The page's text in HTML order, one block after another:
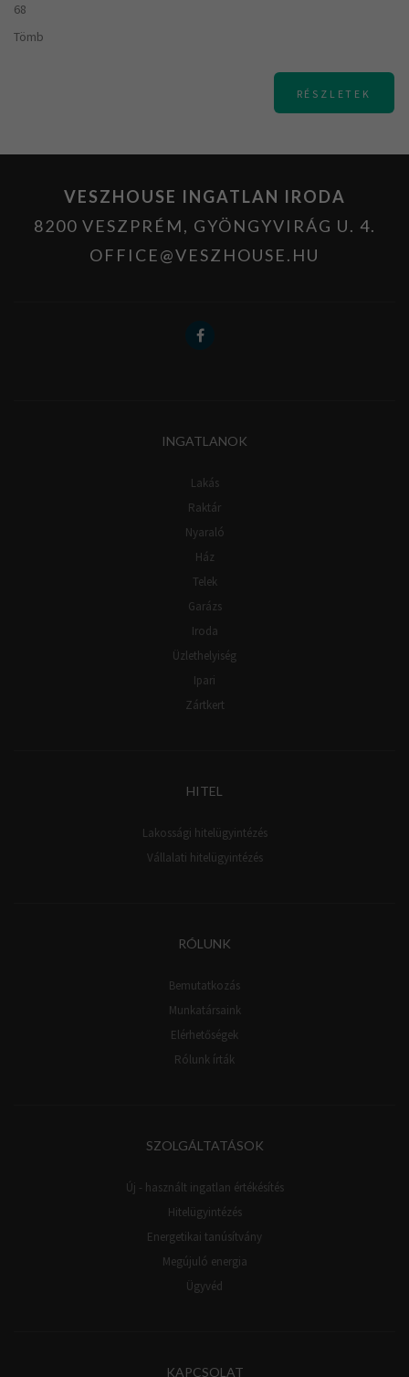
68
Tömb
RÉSZLETEK
VESZHOUSE INGATLAN IRODA
8200 VESZPRÉM, GYÖNGYVIRÁG U. 4.
OFFICE@VESZHOUSE.HU
INGATLANOK
Lakás
Raktár
Nyaraló
Ház
Telek
Garázs
Iroda
Üzlethelyiség
Ipari
Zártkert
HITEL
Lakossági hitelügyintézés
Vállalati hitelügyintézés
RÓLUNK
Bemutatkozás
Munkatársaink
Elérhetőségek
Rólunk írták
SZOLGÁLTATÁSOK
Új - használt ingatlan értékésítés
Hitelügyintézés
Energetikai tanúsítvány
Megújuló energia
Ügyvéd
KAPCSOLAT